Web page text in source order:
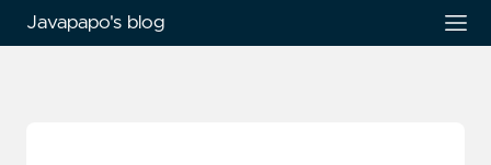
Javapapo's blog